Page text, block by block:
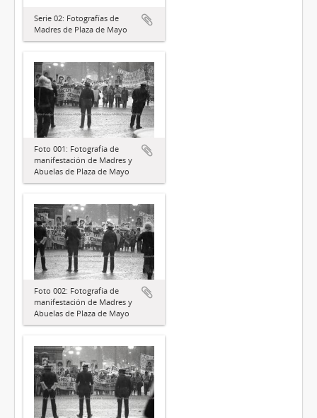
Serie 02: Fotografías de
Madres de Plaza de Mayo
Foto 001: Fotografía de
manifestación de Madres y
Abuelas de Plaza de Mayo
Foto 002: Fotografía de
manifestación de Madres y
Abuelas de Plaza de Mayo